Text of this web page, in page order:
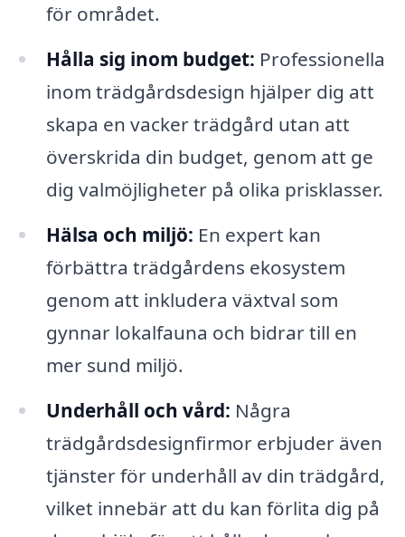
för området.
Hålla sig inom budget: Professionella
inom trädgårdsdesign hjälper dig att
skapa en vacker trädgård utan att
överskrida din budget, genom att ge
dig valmöjligheter på olika prisklasser.
Hälsa och miljö: En expert kan
förbättra trädgårdens ekosystem
genom att inkludera växtval som
gynnar lokalfauna och bidrar till en
mer sund miljö.
Underhåll och vård: Några
trädgårdsdesignfirmor erbjuder även
tjänster för underhåll av din trädgård,
vilket innebär att du kan förlita dig på